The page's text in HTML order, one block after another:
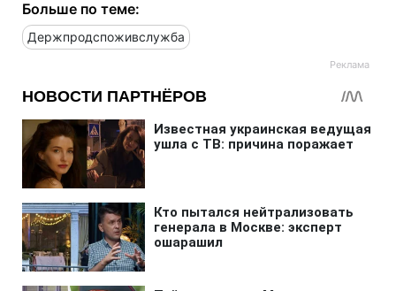
Больше по теме:
Держпродспоживслужба